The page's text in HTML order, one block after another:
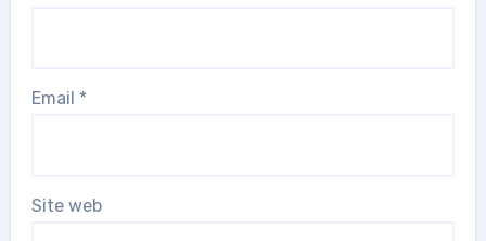
Email *
Site web